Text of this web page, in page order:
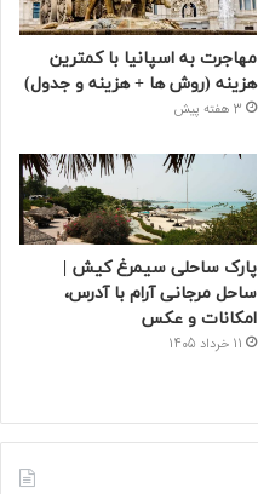
مهاجرت به اسپانیا با کمترین
هزینه (روش ها + هزینه و جدول)
3 هفته پیش
پارک ساحلی سیمرغ کیش |
ساحل مرجانی آرام با آدرس،
امکانات و عکس
11 خرداد 1405